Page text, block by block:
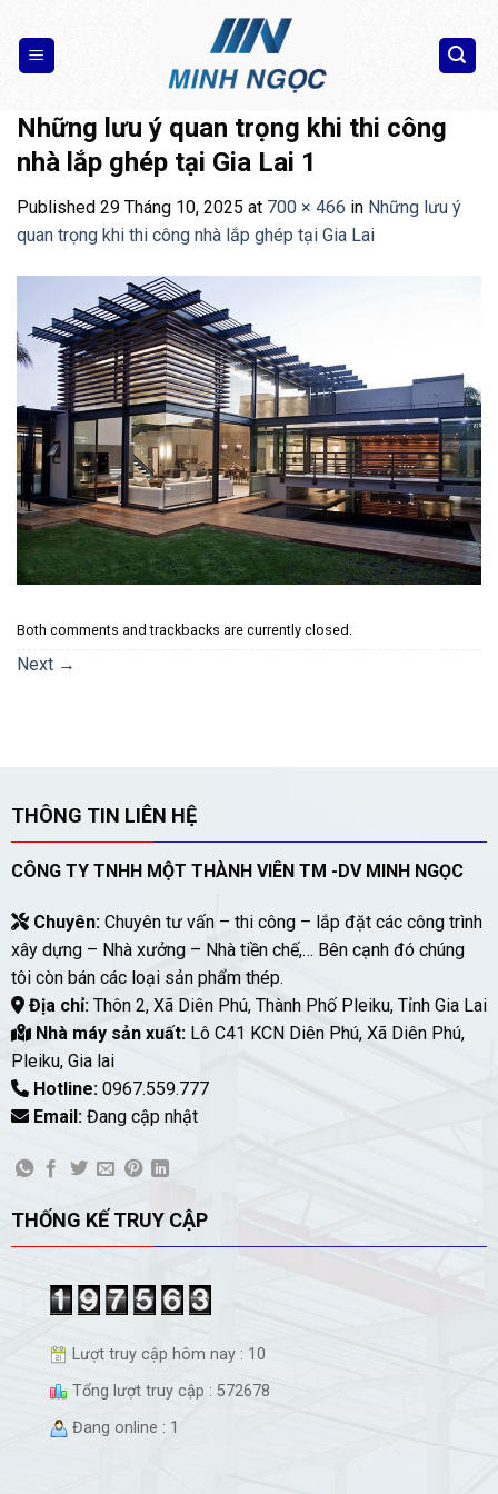
content
Những lưu ý quan trọng khi thi công
nhà lắp ghép tại Gia Lai 1
Published 29 Tháng 10, 2025 at 700 × 466 in Những lưu ý
quan trọng khi thi công nhà lắp ghép tại Gia Lai
Both comments and trackbacks are currently closed.
Next →
THÔNG TIN LIÊN HỆ
CÔNG TY TNHH MỘT THÀNH VIÊN TM -DV MINH NGỌC
Chuyên:Chuyên tư vấn – thi công – lắp đặt các công trình
xây dựng – Nhà xưởng – Nhà tiền chế,… Bên cạnh đó chúng
tôi còn bán các loại sản phẩm thép.
Địa chỉ:Thôn 2, Xã Diên Phú, Thành Phố Pleiku, Tỉnh Gia Lai
Nhà máy sản xuất:Lô C41 KCN Diên Phú, Xã Diên Phú,
Pleiku, Gia lai
Hotline:0967.559.777
Email:Đang cập nhật
THỐNG KẾ TRUY CẬP
Lượt truy cập hôm nay : 10
Tổng lượt truy cập : 572678
Đang online : 1